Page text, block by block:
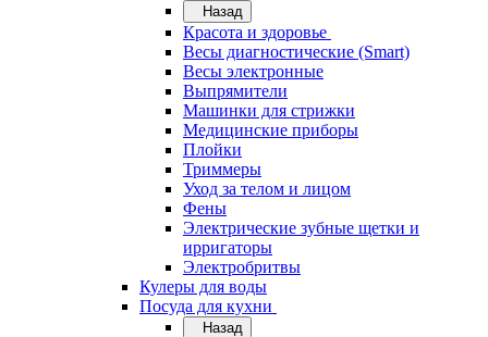
Назад
Красота и здоровье
Весы диагностические (Smart)
Весы электронные
Выпрямители
Машинки для стрижки
Медицинские приборы
Плойки
Триммеры
Уход за телом и лицом
Фены
Электрические зубные щетки и
ирригаторы
Электробритвы
Кулеры для воды
Посуда для кухни
Назад